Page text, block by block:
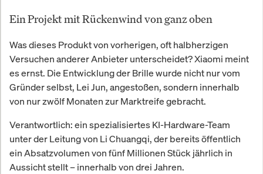
Ein Projekt mit Rückenwind von ganz oben
Was dieses Produkt von vorherigen, oft halbherzigen
Versuchen anderer Anbieter unterscheidet? Xiaomi meint
es ernst. Die Entwicklung der Brille wurde nicht nur vom
Gründer selbst, Lei Jun, angestoßen, sondern innerhalb
von nur zwölf Monaten zur Marktreife gebracht.
Verantwortlich: ein spezialisiertes KI-Hardware-Team
unter der Leitung von Li Chuangqi, der bereits öffentlich
ein Absatzvolumen von fünf Millionen Stück jährlich in
Aussicht stellt – innerhalb von drei Jahren.